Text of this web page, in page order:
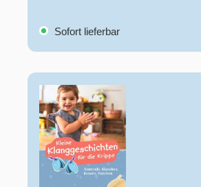
Sofort lieferbar
Kleine Klanggeschichten für die